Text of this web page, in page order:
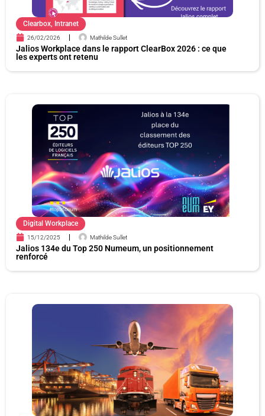
Clearbox, Intranet
26/02/2026 Mathilde Sullet
Jalios Workplace dans le rapport ClearBox 2026 : ce que
les experts ont retenu
Digital Workplace
15/12/2025 Mathilde Sullet
Jalios 134e du Top 250 Numeum, un positionnement
renforcé